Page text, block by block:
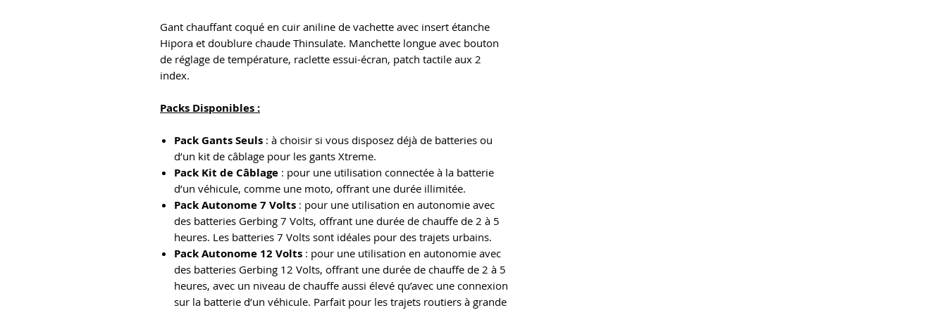
Gant chauffant coqué en cuir aniline de vachette avec insert étanche
Hipora et doublure chaude Thinsulate. Manchette longue avec bouton
de réglage de température, raclette essui-écran, patch tactile aux 2
index.
Packs Disponibles :
Pack Gants Seuls : à choisir si vous disposez déjà de batteries ou
d’un kit de câblage pour les gants Xtreme.
Pack Kit de Câblage : pour une utilisation connectée à la batterie
d’un véhicule, comme une moto, offrant une durée illimitée.
Pack Autonome 7 Volts : pour une utilisation en autonomie avec
des batteries Gerbing 7 Volts, offrant une durée de chauffe de 2 à 5
heures. Les batteries 7 Volts sont idéales pour des trajets urbains.
Pack Autonome 12 Volts : pour une utilisation en autonomie avec
des batteries Gerbing 12 Volts, offrant une durée de chauffe de 2 à 5
heures, avec un niveau de chauffe aussi élevé qu’avec une connexion
sur la batterie d’un véhicule. Parfait pour les trajets routiers à grande